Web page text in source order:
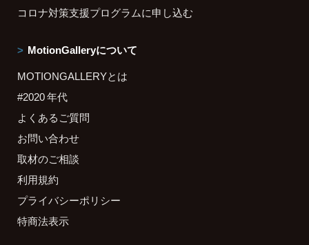
コロナ対策支援プログラムに申し込む
MotionGalleryについて
MOTIONGALLERYとは
#2020 年代
よくあるご質問
お問い合わせ
取材のご相談
利用規約
プライバシーポリシー
特商法表示